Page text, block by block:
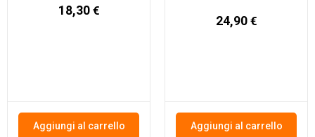
18,30 €
Aggiungi al carrello
24,90 €
Aggiungi al carrello